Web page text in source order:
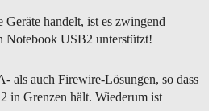
Geräte handelt, ist es zwingend
Notebook USB2 unterstützt!
als auch Firewire-Lösungen, so dass
in Grenzen hält. Wiederum ist